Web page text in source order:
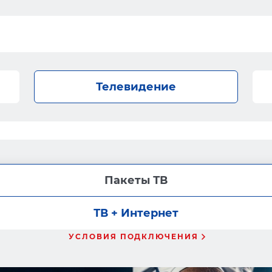
Телевидение
Пакеты ТВ
ТВ + Интернет
УСЛОВИЯ ПОДКЛЮЧЕНИЯ